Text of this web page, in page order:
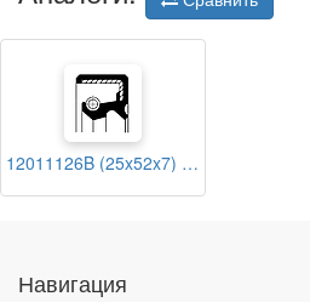
12011126B (25x52x7) CORTECO
Навигация